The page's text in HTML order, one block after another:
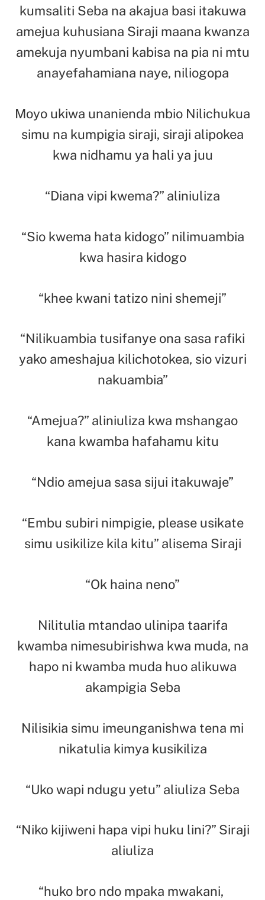
kumsaliti Seba na akajua basi itakuwa
amejua kuhusiana Siraji maana kwanza
amekuja nyumbani kabisa na pia ni mtu
anayefahamiana naye, niliogopa
Moyo ukiwa unanienda mbio Nilichukua
simu na kumpigia siraji, siraji alipokea
kwa nidhamu ya hali ya juu
“Diana vipi kwema?” aliniuliza
“Sio kwema hata kidogo” nilimuambia
kwa hasira kidogo
“khee kwani tatizo nini shemeji”
“Nilikuambia tusifanye ona sasa rafiki
yako ameshajua kilichotokea, sio vizuri
nakuambia”
“Amejua?” aliniuliza kwa mshangao
kana kwamba hafahamu kitu
“Ndio amejua sasa sijui itakuwaje”
“Embu subiri nimpigie, please usikate
simu usikilize kila kitu” alisema Siraji
“Ok haina neno”
Nilitulia mtandao ulinipa taarifa
kwamba nimesubirishwa kwa muda, na
hapo ni kwamba muda huo alikuwa
akampigia Seba
Nilisikia simu imeunganishwa tena mi
nikatulia kimya kusikiliza
“Uko wapi ndugu yetu” aliuliza Seba
“Niko kijiweni hapa vipi huku lini?” Siraji
aliuliza
“huko bro ndo mpaka mwakani,